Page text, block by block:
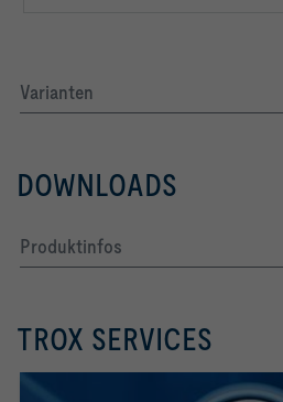
Varianten
DOWNLOADS
Produktinfos
TROX SERVICES